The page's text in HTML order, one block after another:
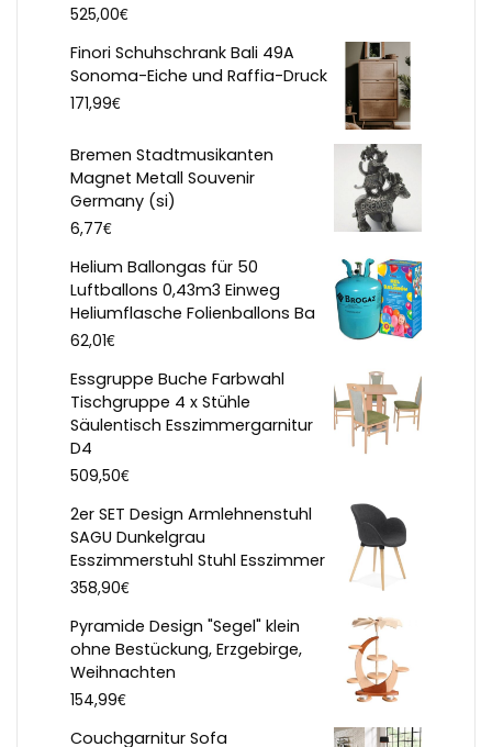
525,00€
Finori Schuhschrank Bali 49A
Sonoma-Eiche und Raffia-Druck
171,99€
Bremen Stadtmusikanten
Magnet Metall Souvenir
Germany (si)
6,77€
Helium Ballongas für 50
Luftballons 0,43m3 Einweg
Heliumflasche Folienballons Ba
62,01€
Essgruppe Buche Farbwahl
Tischgruppe 4 x Stühle
Säulentisch Esszimmergarnitur
D4
509,50€
2er SET Design Armlehnenstuhl
SAGU Dunkelgrau
Esszimmerstuhl Stuhl Esszimmer
358,90€
Pyramide Design "Segel" klein
ohne Bestückung, Erzgebirge,
Weihnachten
154,99€
Couchgarnitur Sofa